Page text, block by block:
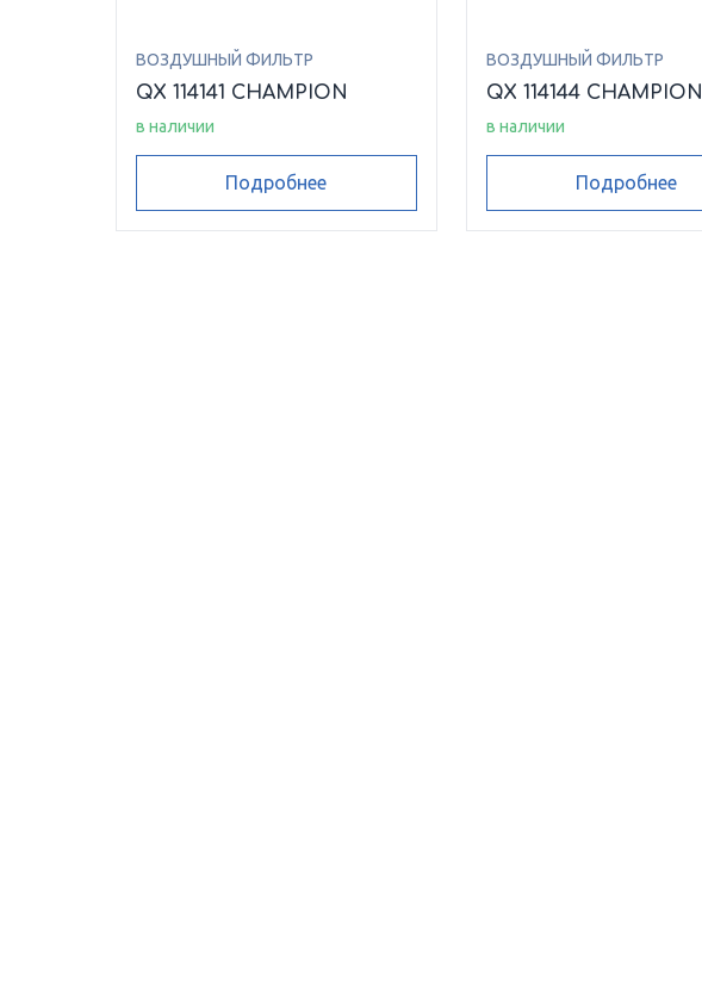
ВОЗДУШНЫЙ ФИЛЬТР
QX 114141 CHAMPION
в наличии
Подробнее
ВОЗДУШНЫЙ ФИЛЬТР
QX 114144 CHAMPION
в наличии
Подробнее